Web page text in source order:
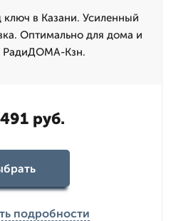
в Казани. Усиленный
Оптимально для дома и
РадиДОМА-Кзн.
руб.
подробности